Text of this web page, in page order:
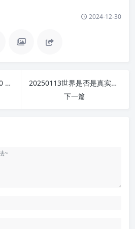
2024-12-30
10年免费虚拟主机serv00 S14赛季注册心得
20250113世界是否是真实存在？
下一篇